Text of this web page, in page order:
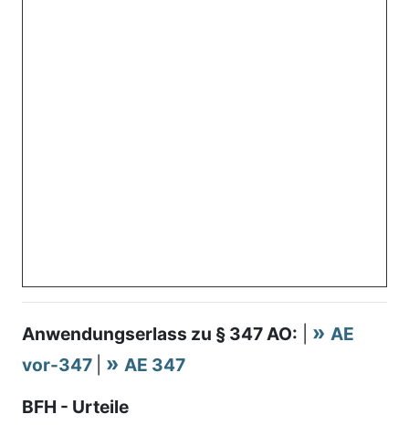
Anwendungserlass zu § 347 AO:
AE
vor-347
AE 347
BFH - Urteile